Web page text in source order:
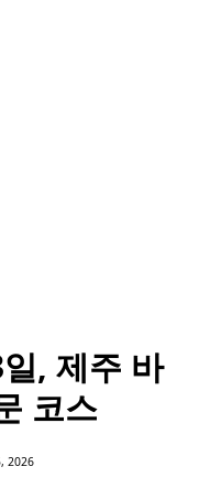
, 제주 바
코스
2026